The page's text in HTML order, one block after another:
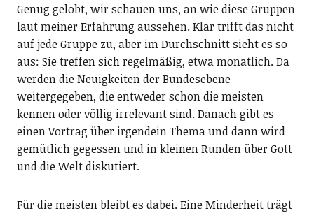
Genug gelobt, wir schauen uns, an wie diese Gruppen
laut meiner Erfahrung aussehen. Klar trifft das nicht
auf jede Gruppe zu, aber im Durchschnitt sieht es so
aus: Sie treffen sich regelmäßig, etwa monatlich. Da
werden die Neuigkeiten der Bundesebene
weitergegeben, die entweder schon die meisten
kennen oder völlig irrelevant sind. Danach gibt es
einen Vortrag über irgendein Thema und dann wird
gemütlich gegessen und in kleinen Runden über Gott
und die Welt diskutiert.
Für die meisten bleibt es dabei. Eine Minderheit trägt